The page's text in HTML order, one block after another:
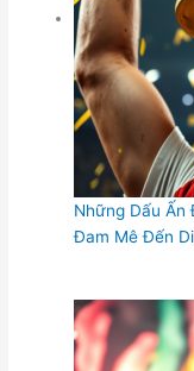
Những Dấu Ấn
Đam Mê Đến